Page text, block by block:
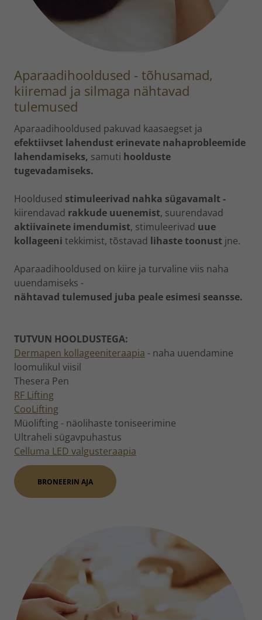
Aparaadihooldused - tõhusamad,
kiiremad ja silmaga nähtavad
tulemused
Aparaadihooldused pakuvad kaasaegset ja
efektiivset lahendust erinevate nahaprobleemide
lahendamiseks, samuti hoolduste
tugevadamiseks.
Hooldused stimuleerivad nahka sügavamalt -
kiirendavad rakkude uuenemist, suurendavad
aktiivainete imendumist, stimuleerivad uue
kollageeni tekkimist, tõstavad lihaste toonust jne.
Aparaadihooldused on kiire ja turvaline viis naha
uuendamiseks -
nähtavad tulemused juba peale esimesi seansse.
TUTVUN HOOLDUSTEGA:
Dermapen kollageeniteraapia - naha uuendamine
loomulikul viisil
Thesera Pen
RF Lifting
CooLifting
Müolifting - näolihaste toniseerimine
Ultraheli sügavpuhastus
Celluma LED valgusteraapia
BRONEERIN AJA